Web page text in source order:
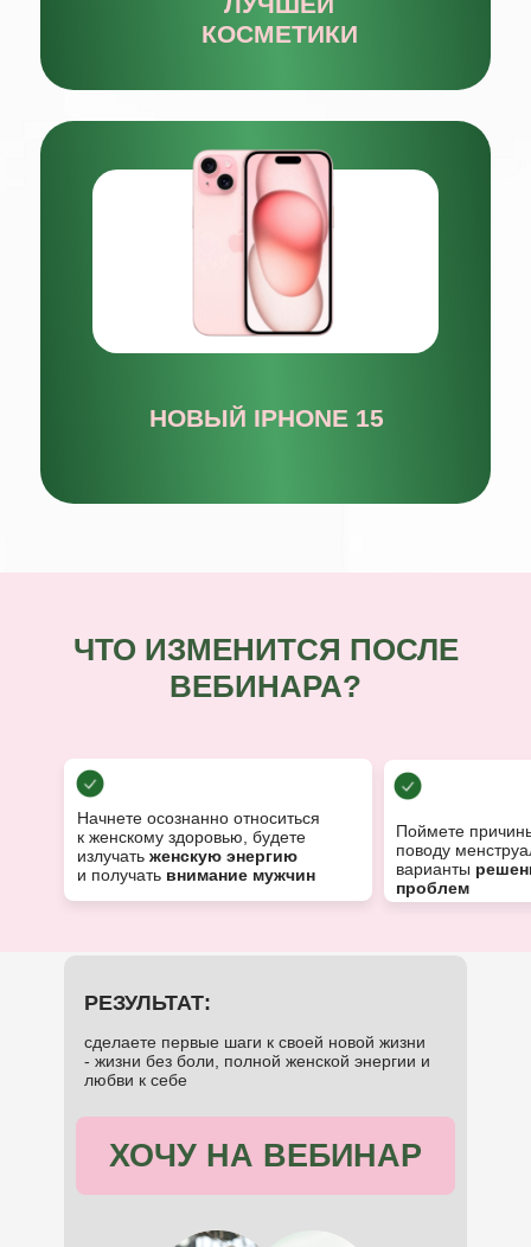
ЧТО ИЗМЕНИТСЯ ПОСЛЕ
ВЕБИНАРА?
Начнете осознанно относиться
к женскому здоровью, будете
излучать женскую энергию
и получать внимание мужчин
Поймете
поводу
варианты
проблем
РЕЗУЛЬТАТ:
сделаете первые шаги к своей новой жизни
- жизни без боли, полной женской энергии и
любви к себе
ХОЧУ НА ВЕБИНАР